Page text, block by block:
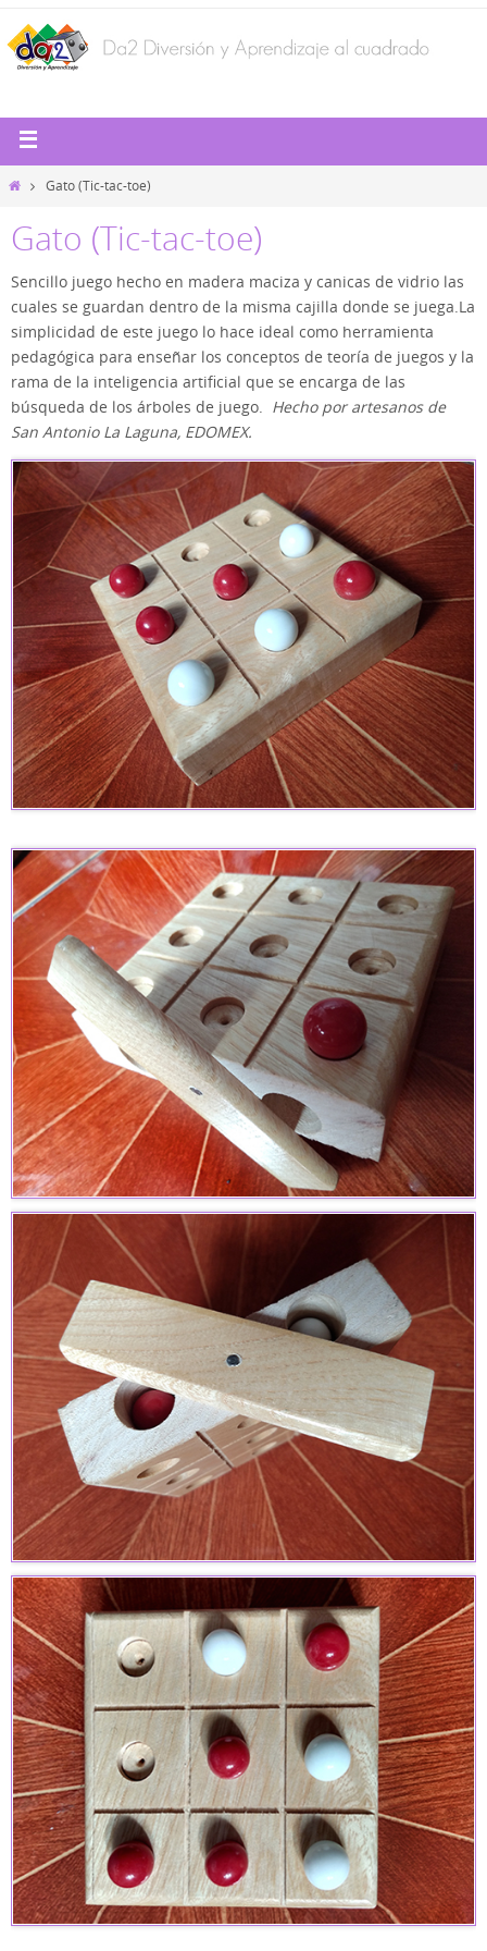
Gato (Tic-tac-toe)
Gato (Tic-tac-toe)
Sencillo juego hecho en madera maciza y canicas de vidrio las
cuales se guardan dentro de la misma cajilla donde se juega.La
simplicidad de este juego lo hace ideal como herramienta
pedagógica para enseñar los conceptos de teoría de juegos y la
rama de la inteligencia artificial que se encarga de las
búsqueda de los árboles de juego. Hecho por artesanos de
San Antonio La Laguna, EDOMEX.